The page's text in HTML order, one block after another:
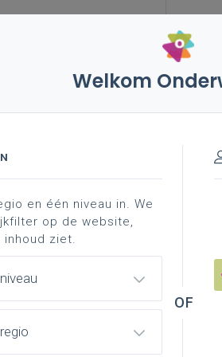
vakken en leerplannen
materiaal achtergrond
Welkom
en één niveau in. We
op de website,
ziet.